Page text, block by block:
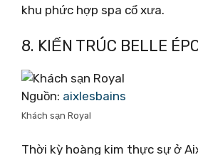
khu phức hợp spa cổ xưa.
8. KIẾN TRÚC BELLE
Nguồn: aixlesbains
Khách sạn Royal
Thời kỳ hoàng kim thực sự ở